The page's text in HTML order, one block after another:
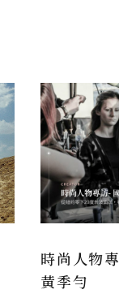
時尚人物
黃季勻